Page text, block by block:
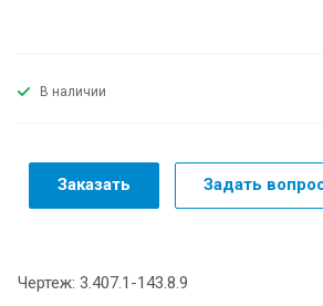
В наличии
Заказать Задать
Чертеж: 3.407.1-143.8.9